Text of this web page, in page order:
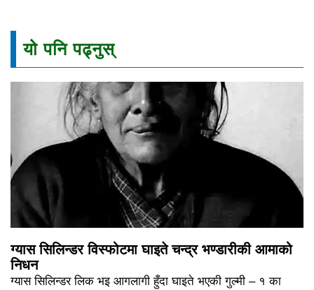
यो पनि पढ्नुस्
ग्यास सिलिन्डर विस्फोटमा घाइते चन्द्र भण्डारीकी आमाको
निधन
ग्यास सिलिन्डर लिक भइ आगलागी हुँदा घाइते भएकी गुल्मी – १ का